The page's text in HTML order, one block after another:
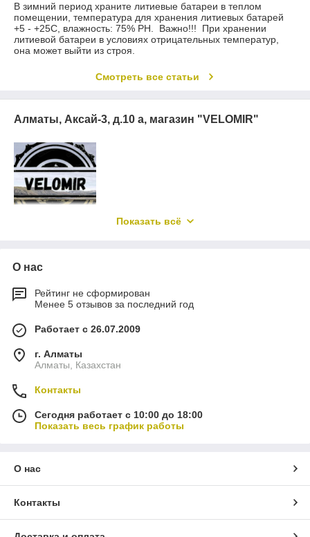
В зимний период храните литиевые батареи в теплом
помещении, температура для хранения литиевых батарей
+5 - +25С, влажность: 75% РH. Важно!!! При хранении
литиевой батареи в условиях отрицательных температур,
она может выйти из строя.
Смотреть все статьи
Алматы, Аксай-3, д.10 а, магазин "VELOMIR"
тел. +7-747-552-0972
тел. +7-701-758-4700
Доставка по г. Алматы.
Доставка по Казахстану.
Показать всё
О нас
Рейтинг не сформирован
Менее 5 отзывов за последний год
Работает с 26.07.2009
г. Алматы
Алматы, Казахстан
Контакты
Сегодня работает с 10:00 до 18:00
Показать весь график работы
О нас
Контакты